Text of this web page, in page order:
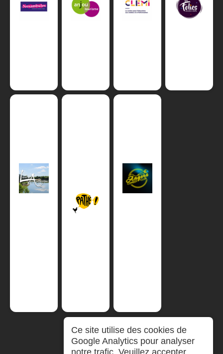
Ce site utilise des cookies de
Google Analytics pour analyser
notre trafic. Veuillez accepter